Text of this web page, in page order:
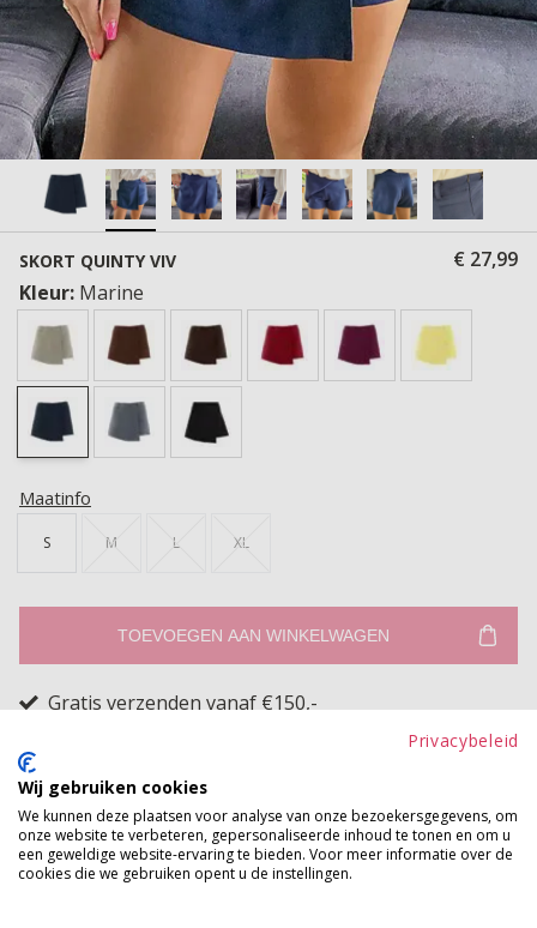
SKORT QUINTY VIV
€ 27,99
Kleur: Marine
Maatinfo
S M L XL
TOEVOEGEN AAN WINKELWAGEN
Gratis verzenden vanaf €150,-
Bekijk voorraad winkel
Lekker willen bewegen zonder bang te zijn dat je rokje
omhoog gaat, dan is dit de oplossing! Dit item lijkt op
Privacybeleid
Wij gebruiken cookies
We kunnen deze plaatsen voor analyse van onze bezoekersgegevens, om
onze website te verbeteren, gepersonaliseerde inhoud te tonen en om u
een geweldige website-ervaring te bieden. Voor meer informatie over de
cookies die we gebruiken opent u de instellingen.